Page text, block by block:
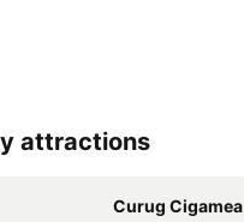
attractions
Curug Cigamea